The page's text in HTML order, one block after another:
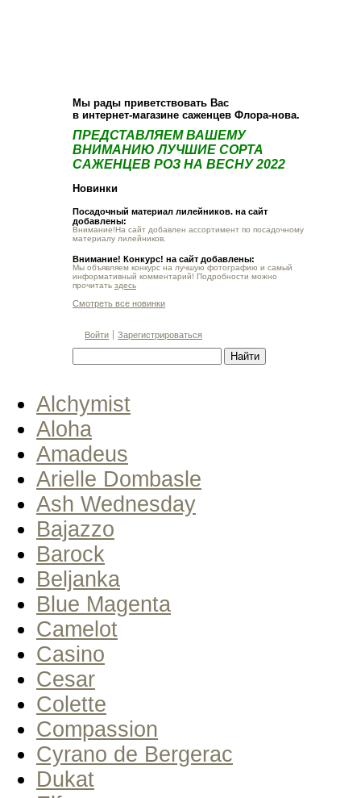
Мы рады приветствовать Вас
в интернет-магазине саженцев Флора-нова.
ПРЕДСТАВЛЯЕМ ВАШЕМУ
ВНИМАНИЮ ЛУЧШИЕ СОРТА
САЖЕНЦЕВ РОЗ НА ВЕСНУ 2022
Новинки
Посадочный материал лилейников. на сайт
добавлены:
Внимание!На сайт добавлен ассортимент по посадочному
материалу лилейников.
Внимание! Конкурс! на сайт добавлены:
Мы объявляем конкурс на лучшую фотографию и самый
информативный комментарий! Подробности можно
прочитать здесь
Смотреть все новинки
Войти Зарегистрироваться
Alchymist
Aloha
Amadeus
Arielle Dombasle
Ash Wednesday
Bajazzo
Barock
Beljanka
Blue Magenta
Camelot
Casino
Cesar
Colette
Compassion
Cyrano de Bergerac
Dukat